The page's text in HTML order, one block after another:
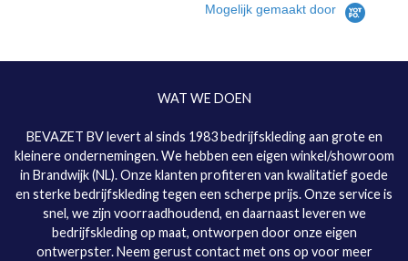
Mogelijk gemaakt door
WAT WE DOEN
BEVAZET BV levert al sinds 1983 bedrijfskleding aan grote en
kleinere ondernemingen. We hebben een eigen winkel/showroom
in Brandwijk (NL). Onze klanten profiteren van kwalitatief goede
en sterke bedrijfskleding tegen een scherpe prijs. Onze service is
snel, we zijn voorraadhoudend, en daarnaast leveren we
bedrijfskleding op maat, ontworpen door onze eigen
ontwerpster. Neem gerust contact met ons op voor meer